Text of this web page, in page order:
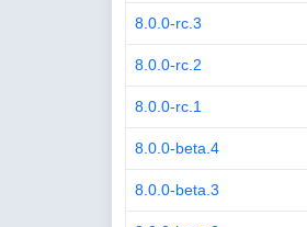
8.0.0-rc.3
8.0.0-rc.2
8.0.0-rc.1
8.0.0-beta.4
8.0.0-beta.3